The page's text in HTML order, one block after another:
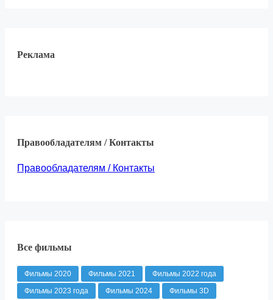
Реклама
Правообладателям / Контакты
Правообладателям / Контакты
Все фильмы
Фильмы 2020 Фильмы 2021
Фильмы 2022 года
Фильмы 2023 года
Фильмы 2024
Фильмы 3D